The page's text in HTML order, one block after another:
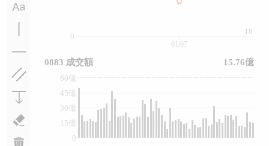
0
18
0
15億
30億
45億
60億
01/07
0883 成交額 15.76億